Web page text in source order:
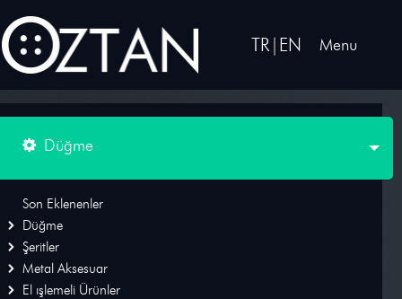
Menu
TR| EN
Düğme
Düğme
Şeritler
Metal Aksesuar
Son Eklenenler
Düğme
Şeritler
Metal Aksesuar
El ışlemeli Ürünler